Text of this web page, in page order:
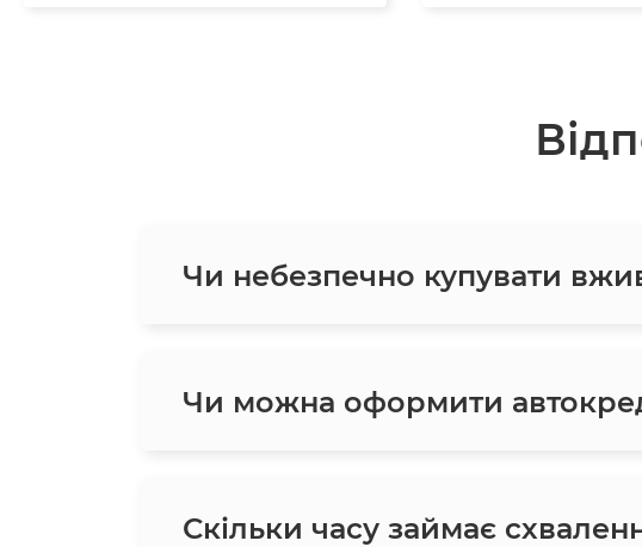
Чи небезпечно купувати
Чи можна оформити
Скільки часу займає